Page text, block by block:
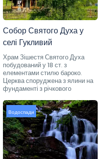
Собор Святого Духа у
селі Гукливий
Храм Зішестя Святого Духа
побудований у 18 ст. з
елементами стилю бароко.
Церква споруджена з ялини на
фундаменті з річкового
Водоспади